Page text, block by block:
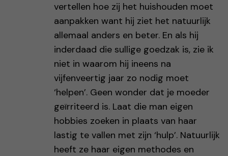
vertellen hoe zij het huishouden moet
aanpakken want hij ziet het natuurlijk
allemaal anders en beter. En als hij
inderdaad die sullige goedzak is, zie ik
niet in waarom hij ineens na
vijfenveertig jaar zo nodig moet
‘helpen’. Geen wonder dat je moeder
geïrriteerd is. Laat die man eigen
hobbies zoeken in plaats van haar
lastig te vallen met zijn ‘hulp’. Natuurlijk
heeft ze haar eigen methodes en